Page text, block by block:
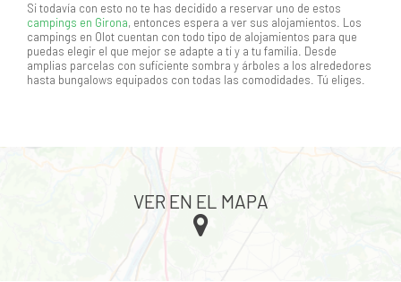
Si todavía con esto no te has decidido a reservar uno de estos
campings en Girona, entonces espera a ver sus alojamientos. Los
campings en Olot cuentan con todo tipo de alojamientos para que
puedas elegir el que mejor se adapte a ti y a tu familia. Desde
amplias parcelas con suficiente sombra y árboles a los alrededores
hasta bungalows equipados con todas las comodidades. Tú eliges.
VER EN EL MAPA